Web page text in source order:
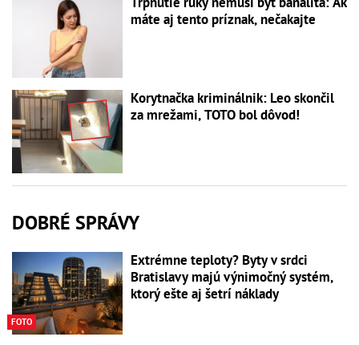
máte aj tento príznak, nečakajte
Korytnačka kriminálnik: Leo skončil
za mrežami, TOTO bol dôvod!
DOBRÉ SPRÁVY
FOTO
Extrémne teploty? Byty v srdci
Bratislavy majú výnimočný systém,
ktorý ešte aj šetrí náklady